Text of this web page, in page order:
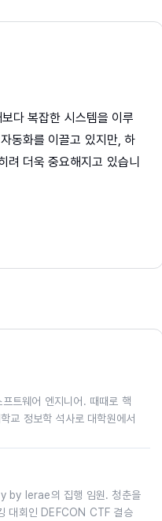
다 복잡한 시스템을 이루
동화를 이끌고 있지만, 하
려 더욱 중요해지고 있습니
수준 프로그래밍과 바이너
원리, 메모리 관리, 디버깅
게는 아쉬움이 남을 수 있
러한 공백을 메움과 동시
평을 한층 더 넓혀주는 책
준 메커니즘 분석,
깅 및 트레이싱 기법, 멀티
니다.
트웨어 엔지니어. 때때로 핵
교 정보학 석사로 대학원에서
년도 인재발굴 육성 사업
by Ierae의 집행 임원. 청춘을
대회인 DEFCON CTF 결승